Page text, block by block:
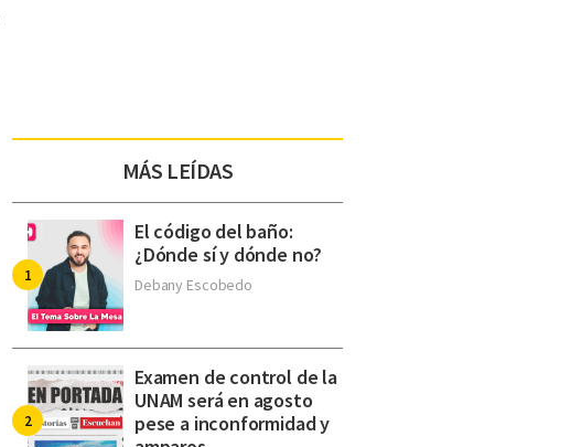
MÁS LEÍDAS
El código del baño:
¿Dónde sí y dónde no?
Debany Escobedo
Examen de control de la
UNAM será en agosto
pese a inconformidad y